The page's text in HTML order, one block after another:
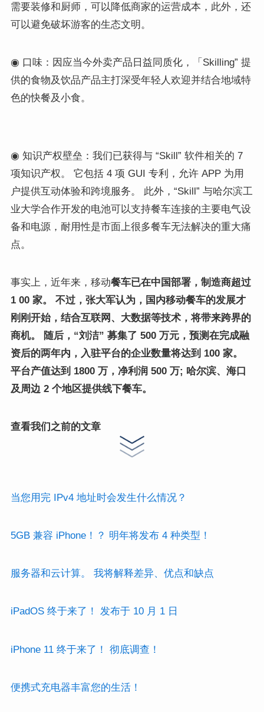
需要装修和厨师，可以降低商家的运营成本，此外，还
可以避免破坏游客的生态文明。
◉ 口味：因应当今外卖产品日益同质化，「Skilling” 提
供的食物及饮品产品主打深受年轻人欢迎并结合地域特
色的快餐及小食。
◉ 知识产权壁垒：我们已获得与 “Skill” 软件相关的 7
项知识产权。 它包括 4 项 GUI 专利，允许 APP 为用
户提供互动体验和跨境服务。 此外，“Skill” 与哈尔滨工
业大学合作开发的电池可以支持餐车连接的主要电气设
备和电源，耐用性是市面上很多餐车无法解决的重大痛
点。
事实上，近年来，移动餐车已在中国部署，制造商超过
1 00家。 不过，张大军认为，国内移动餐车的发展才
刚刚开始，结合互联网、大数据等技术，将带来跨界的
商机。 随后，“刘洁” 募集了 500 万元，预测在完成融
资后的两年内，入驻平台的企业数量将达到 100 家。
平台产值达到 1800 万， 净利润 500 万; 哈尔滨、海口
及周边 2 个地区提供线下餐车。
查看我们之前的文章
当您用完 IPv4 地址时会发生什么情况？
5GB 兼容 iPhone！？ 明年将发布 4 种类型！
服务器和云计算。 我将解释差异、优点和缺点
iPadOS 终于来了！ 发布于 10 月 1 日
iPhone 11 终于来了！ 彻底调查！
便携式充电器丰富您的生活！